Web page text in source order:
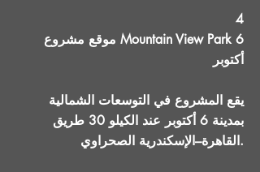
4
موقع مشروع Mountain View Park 6
أكتوبر
يقع المشروع في التوسعات الشمالية
بمدينة 6 أكتوبر عند الكيلو 30 طريق
القاهرة–الإسكندرية الصحراوي.